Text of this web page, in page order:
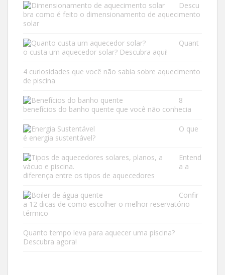
Descu
bra como é feito o dimensionamento de aquecimento
solar
Quant
o custa um aquecedor solar? Descubra aqui!
4 curiosidades que você não sabia sobre aquecimento
de piscina
8
benefícios do banho quente que você não conhecia
O que
é energia sustentável?
Entend
a a
diferença entre os tipos de aquecedores
Confir
a 12 dicas de como escolher o melhor reservatório
térmico
Quanto tempo leva para aquecer uma piscina?
Descubra agora!